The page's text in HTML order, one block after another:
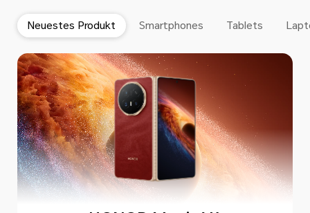
Neuestes Produkt Smartphones Tablets